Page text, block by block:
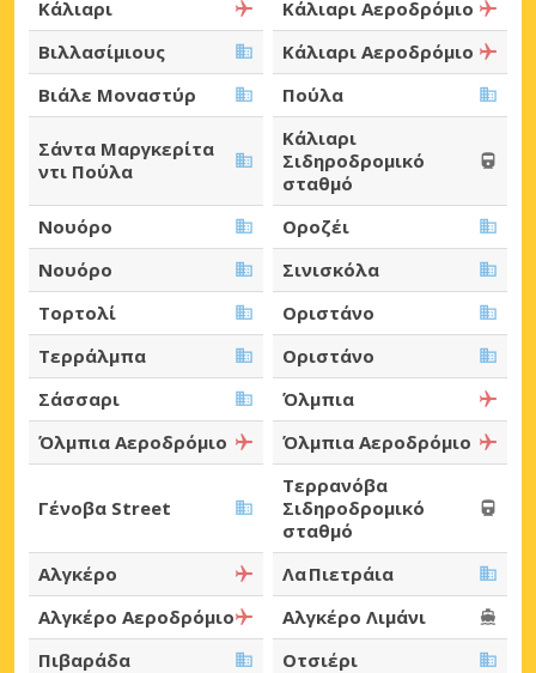
Κάλιαρι
Κάλιαρι Αεροδρόμιο
Βιλλασίμιους
Κάλιαρι Αεροδρόμιο
Βιάλε Μοναστύρ
Πούλα
Σάντα Μαργκερίτα
ντι Πούλα
Κάλιαρι
Σιδηροδρομικό
σταθμό
Νουόρο
Οροζέι
Νουόρο
Σινισκόλα
Τορτολί
Οριστάνο
Τερράλμπα
Οριστάνο
Σάσσαρι
Όλμπια
Όλμπια Αεροδρόμιο
Όλμπια Αεροδρόμιο
Γένοβα Street
Τερρανόβα
Σιδηροδρομικό
σταθμό
Αλγκέρο
Λα Πιετράια
Αλγκέρο Αεροδρόμιο
Αλγκέρο Λιμάνι
Πιβαράδα
Οτσιέρι